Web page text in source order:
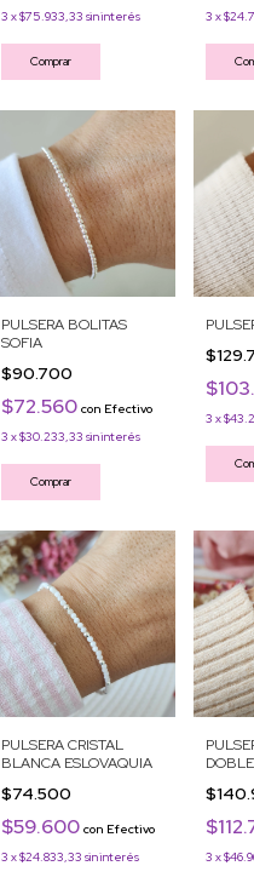
3 x$75.933,33 sin interés
Comprar
3 x
PULSERA BOLITAS
SOFIA
$90.700
$72.560 con Efectivo
3 x$30.233,33 sin interés
Comprar
3 x
PULSERA CRISTAL
BLANCA ESLOVAQUIA
$74.500
$59.600 con Efectivo
3 x$24.833,33 sin interés
DOBLE
3 x